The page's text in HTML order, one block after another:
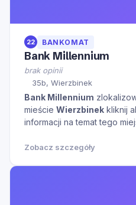
22 BANKOMAT
Bank Millennium
brak opinii
35b, Wierzbinek
Bank Millennium
mieście Wierzbinek kliknij
informacji na temat tego
Zobacz szczegóły